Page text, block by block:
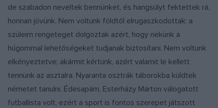
de szabadon neveltek bennünket, és hangsúlyt fektettek rá,
honnan jövünk. Nem voltunk földtől elrugaszkodottak: a
szüleim rengeteget dolgoztak azért, hogy nekünk a
húgommal lehetőségeket tudjanak biztosítani. Nem voltunk
elkényeztetve; akármit kértünk, azért valamit le kellett
tennünk az asztalra. Nyaranta osztrák táborokba küldtek
németet tanulni. Édesapám, Esterházy Márton válogatott
futballista volt, ezért a sport is fontos szerepet játszott